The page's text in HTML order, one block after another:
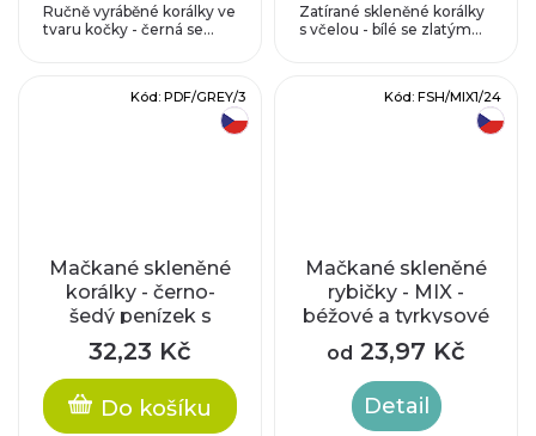
Ručně vyráběné korálky ve
tvaru kočky - černá se...
Zatírané skleněné korálky
s včelou - bílé se zlatým...
Mačkané skleněné
korálky - černo-
šedý penízek s
vážkou
32,23 Kč
Do košíku
Kód: PDF/GREY/3
Mačkané skleněné
rybičky - MIX -
béžové a tyrkysové
od 23,97 Kč
Detail
Kód: FSH/MIX1/24